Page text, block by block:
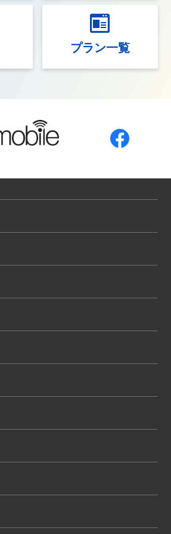
についてご利用料金を算出しま
案内に記載されている金額に
いない限り、別途VATが加算され
オンラインで請求書を発行いた
ような場合でも当社は月額利用
放棄するものではありません。
のとします。
社に書面にて届け出るものとし
規約に定める変更の届出・通知
り不利益を被ったとしても，当
止
ビスの一時停止を行う権利を有
の場合に、お客様のSIMカードの
または一時的に停止する権利を
金と比べて極端に増加した場
用状況（特に国際ローミング通
した場合。
お支払いがない場合。
様の義務をお守りいただけない場
プラン一覧